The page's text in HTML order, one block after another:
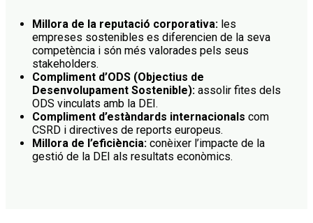
Millora de la reputació corporativa: les
empreses sostenibles es diferencien de la seva
competència i són més valorades pels seus
stakeholders.
Compliment d’ODS (Objectius de
Desenvolupament Sostenible): assolir fites dels
ODS vinculats amb la DEI.
Compliment d’estàndards internacionals com
CSRD i directives de reports europeus.
Millora de l’eficiència: conèixer l’impacte de la
gestió de la DEI als resultats econòmics.